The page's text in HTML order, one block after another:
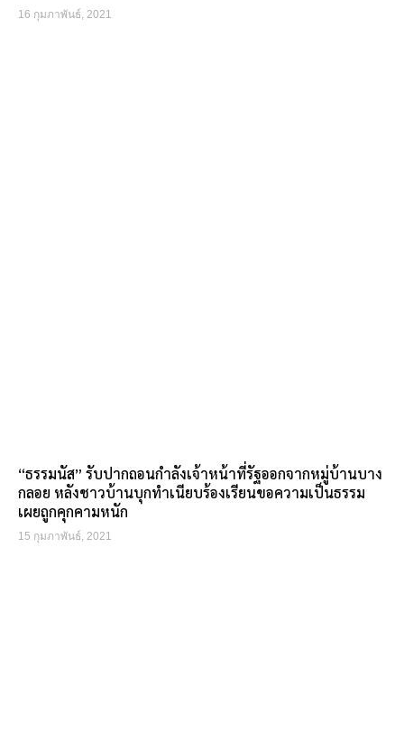
16 กุมภาพันธ์, 2021
“ธรรมนัส” รับปากถอนกำลังเจ้าหน้าที่รัฐออกจากหมู่บ้านบาง
กลอย หลังชาวบ้านบุกทำเนียบร้องเรียนขอความเป็นธรรม
เผยถูกคุกคามหนัก
15 กุมภาพันธ์, 2021